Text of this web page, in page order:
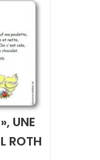
UNE
ROTH